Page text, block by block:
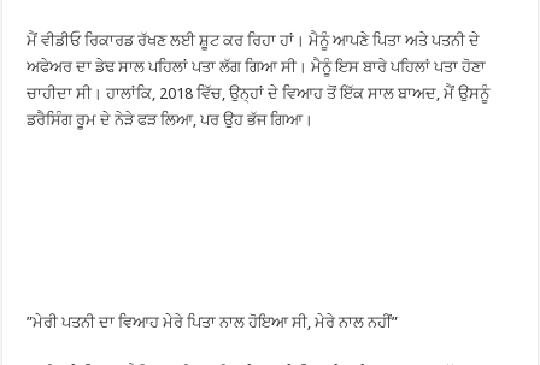
ਮੈਂ ਵੀਡੀਓ ਰਿਕਾਰਡ ਰੱਖਣ ਲਈ ਸ਼ੂਟ ਕਰ ਰਿਹਾ ਹਾਂ। ਮੈਨੂੰ ਆਪਣੇ ਪਿਤਾ ਅਤੇ ਪਤਨੀ ਦੇ
ਅਫੇਅਰ ਦਾ ਡੇਢ ਸਾਲ ਪਹਿਲਾਂ ਪਤਾ ਲੱਗ ਗਿਆ ਸੀ। ਮੈਨੂੰ ਇਸ ਬਾਰੇ ਪਹਿਲਾਂ ਪਤਾ ਹੋਣਾ
ਚਾਹੀਦਾ ਸੀ। ਹਾਲਾਂਕਿ, 2018 ਵਿੱਚ, ਉਨ੍ਹਾਂ ਦੇ ਵਿਆਹ ਤੋਂ ਇੱਕ ਸਾਲ ਬਾਅਦ, ਮੈਂ ਉਸਨੂੰ
ਡਰੈਸਿੰਗ ਰੂਮ ਦੇ ਨੇੜੇ ਫੜ ਲਿਆ, ਪਰ ਉਹ ਭੱਜ ਗਿਆ।
”ਮੇਰੀ ਪਤਨੀ ਦਾ ਵਿਆਹ ਮੇਰੇ ਪਿਤਾ ਨਾਲ ਹੋਇਆ ਸੀ, ਮੇਰੇ ਨਾਲ ਨਹੀਂ”